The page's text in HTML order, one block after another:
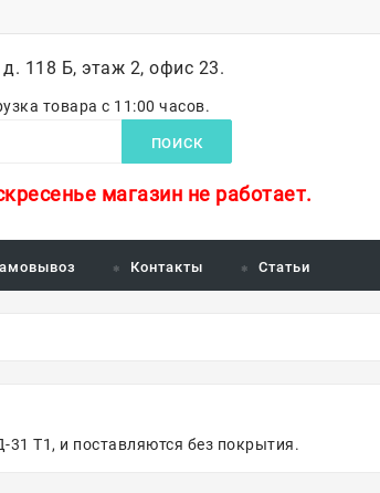
118 Б, этаж 2, офис 23.
товара с 11:00 часов.
ПОИСК
магазин не работает.
Контакты Статьи
Т1, и поставляются без покрытия.